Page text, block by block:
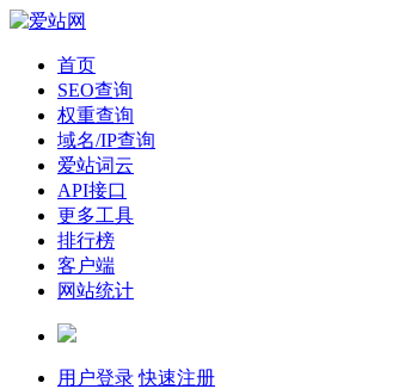
首页
SEO查询
权重查询
域名/IP查询
爱站词云
API接口
更多工具
排行榜
客户端
网站统计
用户登录 快速注册